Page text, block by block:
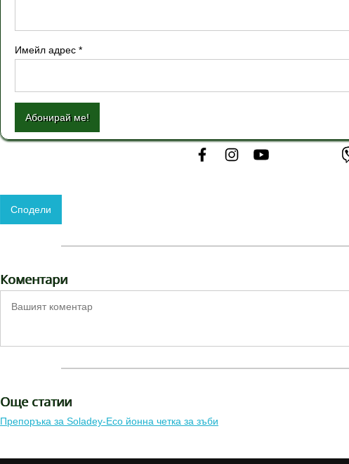
Имейл адрес *
Абонирай ме!
Сподели
Коментари
Още статии
Препоръка за Soladey-Eco йонна четка за зъби